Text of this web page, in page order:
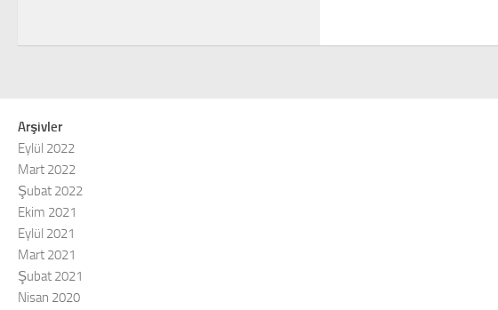
Arşivler
Eylül 2022
Mart 2022
Şubat 2022
Ekim 2021
Eylül 2021
Mart 2021
Şubat 2021
Nisan 2020